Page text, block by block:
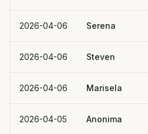
2026-04-06 Serena
2026-04-06 Steven
2026-04-06 Marisela
2026-04-05 Anonima